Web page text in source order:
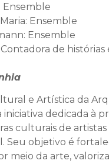
Ensemble
Ensemble
Ensemble
de histórias
e Artística da
iniciativa dedicada à
culturais de artistas
Seu objetivo é
meio da arte,